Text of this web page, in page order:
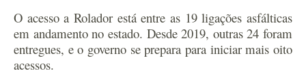
O acesso a Rolador está entre as 19 ligações asfálticas
em andamento no estado. Desde 2019, outras 24 foram
entregues, e o governo se prepara para iniciar mais oito
acessos.